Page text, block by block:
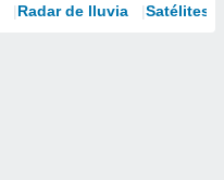
Radar de lluvia Satélites